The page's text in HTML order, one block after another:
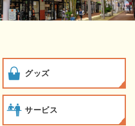
グッズ
サービス